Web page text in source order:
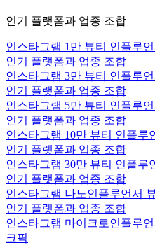
인기 플랫폼과 업종 조합
인스타그램 1만 뷰티 인플루
인기 플랫폼과 업종 조합
인스타그램 3만 뷰티 인플루
인기 플랫폼과 업종 조합
인스타그램 5만 뷰티 인플루
인기 플랫폼과 업종 조합
인스타그램 10만 뷰티 인플루
인기 플랫폼과 업종 조합
인스타그램 30만 뷰티 인플루
인기 플랫폼과 업종 조합
인스타그램 나노인플루언서
인기 플랫폼과 업종 조합
인스타그램 마이크로인플루
크픽